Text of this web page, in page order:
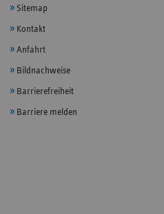
Sitemap
Kontakt
Anfahrt
Bildnachweise
Barrierefreiheit
Barriere melden